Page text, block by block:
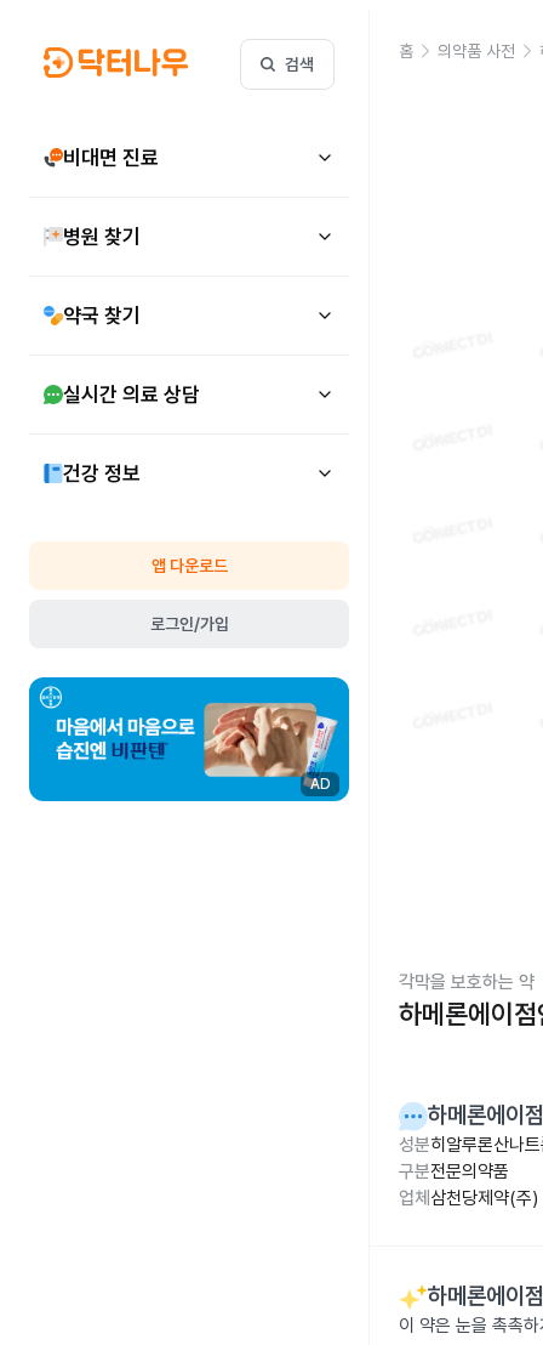
검색
비대면 진료
병원 찾기
약국 찾기
실시간 의료 상담
건강 정보
앱 다운로드
로그인/가입
AD
홈 의약품 사전
각막을 보호하는 약
하메론에이
하메론에이
성분히알루론산나
구분전문의약품
업체 삼천당제약(주)
하메론에이
이 약은 눈을 촉촉